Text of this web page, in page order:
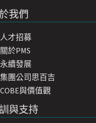
– Microbiological
Risk
我們
人才招募
關於PMS
永續發展
集團公司思百吉
COBE與價值觀
與支持